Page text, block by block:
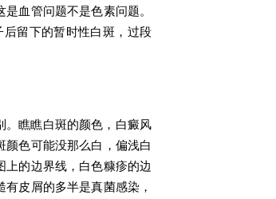
血管问题不是色素问题。
后留下的暂时性白斑，过段
。瞧瞧白斑的颜色，白癜风
色可能没那么白，偏浅白
的边界线，白色糠疹的边
皮屑的多半是真菌感染，